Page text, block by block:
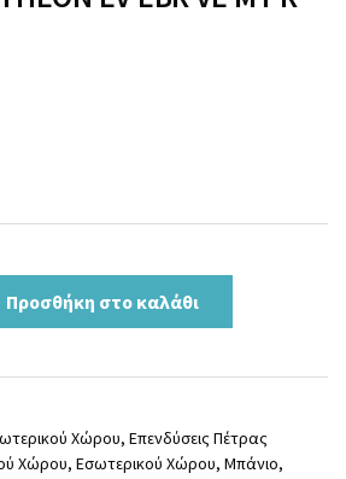
Προσθήκη στο καλάθι
Χώρου, Επενδύσεις Πέτρας
Χώρου, Εσωτερικού Χώρου, Μπάνιο,